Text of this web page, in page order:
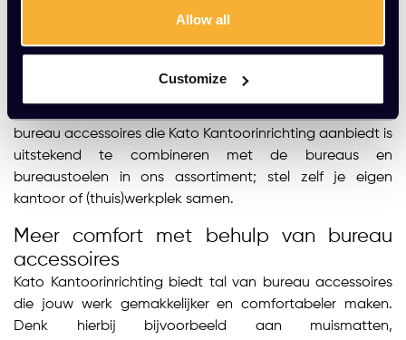
Allow all
Customize
bureaus. Kabelmanagement zoals kabelclips, een
kabelgoot en doorvoerdoppen zijn bijvoorbeeld ideaal
werken. Zo heb je er geen last van, heb je zelfs meer
bureau accessoires die Kato Kantoorinrichting aanbiedt is
uitstekend te combineren met de bureaus en
bureaustoelen in ons assortiment; stel zelf je eigen
kantoor of (thuis)werkplek samen.
Meer comfort met behulp van bureau
accessoires
Kato Kantoorinrichting biedt tal van bureau accessoires
die jouw werk gemakkelijker en comfortabeler maken.
Denk hierbij bijvoorbeeld aan muismatten,